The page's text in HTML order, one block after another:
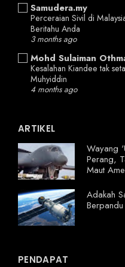
Samudera.my
Perceraian Sivil di
Beritahu Anda
3 months ago
Mohd Sulaiman
Kesalahan Kiandee tak
Muhyiddin
4 months ago
ARTIKEL
Wayang
Perang,
Maut
Adakah
PENDAPAT